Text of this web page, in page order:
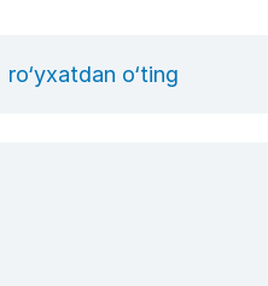
ro‘yxatdan o‘ting